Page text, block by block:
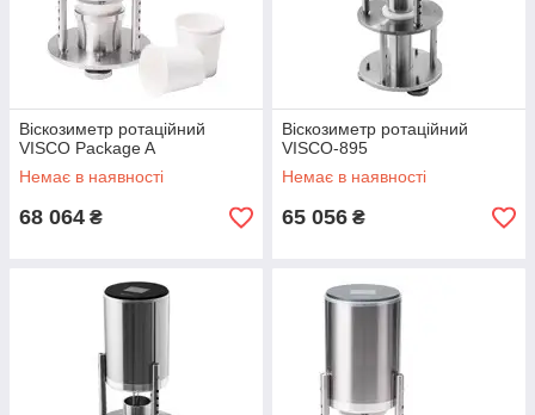
Віскозиметр ротаційний
VISCO Package A
Немає в наявності
68 064 ₴
Віскозиметр ротаційний
VISCO-895
Немає в наявності
65 056 ₴